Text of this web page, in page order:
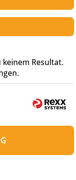
Resultat.